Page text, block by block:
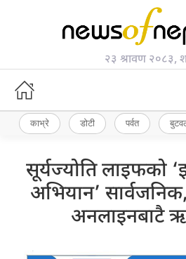
२३ श्रावण २०८३,
काभ्रे डोटी पर्वत
सूर्यज्योति लाइफको
अभियान’
अनलाइनबाटै